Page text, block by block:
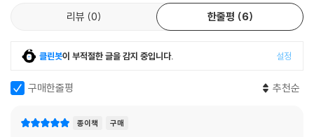
우크라이나에 전쟁 책임은 없는가
이번 전쟁으로 많은 우크라이나인들과 러시아인들이 희생된 것은 안타까
것은 아니다. 푸틴은 우크라이나의 나토 가입을 넘지 말아야 할 ‘레드 라
우크라이나 지도자들은 신중하지 못했다. 우크라이나는 나토에 들어가서
리뷰 0 한줄평 6
클린봇이 부적절한 글을 감지 중입니다. 설정
구매한줄평 추천순
종이책 구매